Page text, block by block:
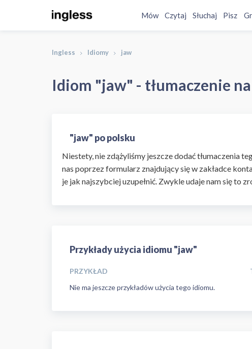
Mów Czytaj Słuchaj Pisz
Ingless Idiomy jaw
Idiom "jaw" - tłumaczenie
"jaw" po polsku
Niestety, nie zdążyliśmy jeszcze dodać tłumaczenia
nas poprzez formularz znajdujący się w zakładce
je jak najszybciej uzupełnić. Zwykle udaje nam się to
Przykłady użycia idiomu "jaw"
PRZYKŁAD
Nie ma jeszcze przykładów użycia tego idiomu.